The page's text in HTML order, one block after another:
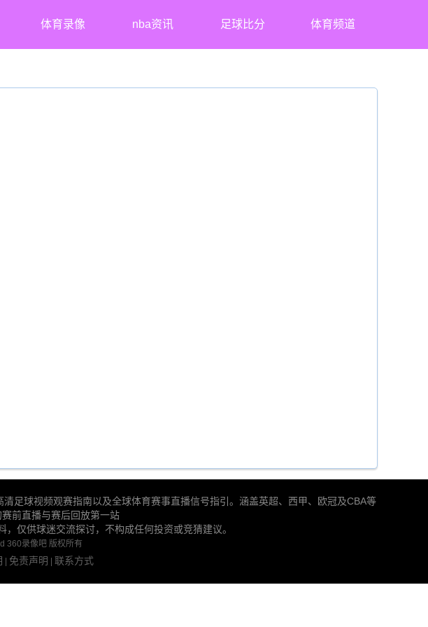
体育录像 nba资讯 足球比分 体育频道
足球视频观赛指南以及全球体育赛事直播信号指引。涵盖英超、西甲、欧冠及CBA等
前直播与赛后回放第一站
仅供球迷交流探讨，不构成任何投资或竞猜建议。
360录像吧 版权所有
免责声明 联系方式